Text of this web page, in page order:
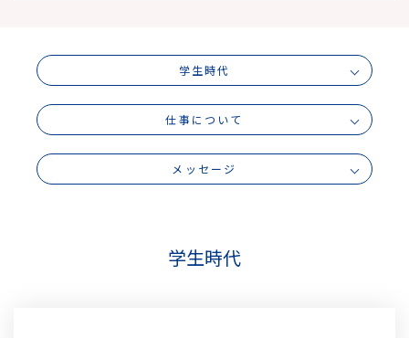
学生時代
仕事について
メッセージ
学生時代